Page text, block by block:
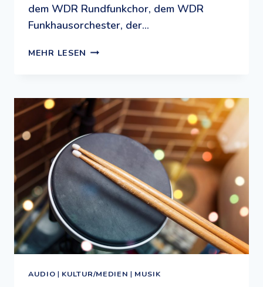
dem WDR Rundfunkchor, dem WDR
Funkhausorchester, der…
MEHR LESEN DOREMIX:
AUDIO | KULTUR/MEDIEN | MUSIK